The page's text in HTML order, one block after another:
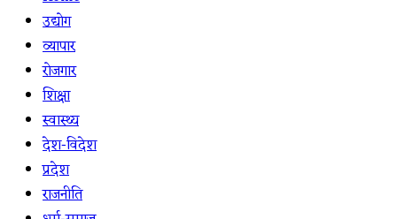
उद्योग
व्यापार
रोजगार
शिक्षा
स्वास्थ्य
देश-विदेश
प्रदेश
राजनीति